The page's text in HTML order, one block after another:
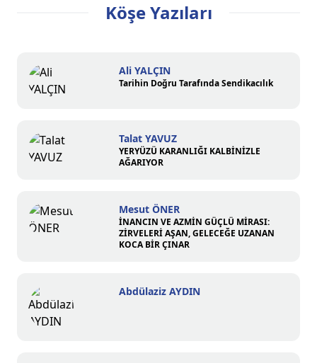
Köşe Yazıları
Ali YALÇIN
Tarihin Doğru Tarafında Sendikacılık
Talat YAVUZ
YERYÜZÜ KARANLIĞI KALBİNİZLE
AĞARIYOR
Mesut ÖNER
İNANCIN VE AZMİN GÜÇLÜ MİRASI:
ZİRVELERİ AŞAN, GELECEĞE UZANAN
KOCA BİR ÇINAR
Abdülaziz AYDIN